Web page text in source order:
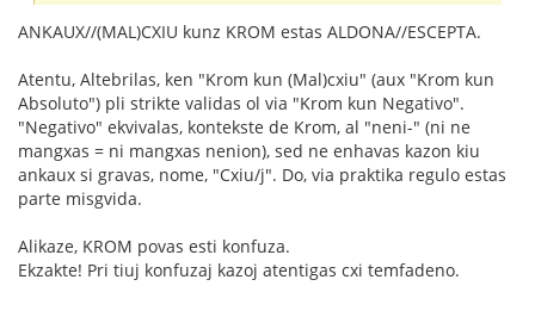
ANKAUX//(MAL)CXIU kunz KROM estas ALDONA//ESCEPTA.
Atentu, Altebrilas, ken "Krom kun (Mal)cxiu" (aux "Krom kun
Absoluto") pli strikte validas ol via "Krom kun Negativo".
"Negativo" ekvivalas, kontekste de Krom, al "neni-" (ni ne
mangxas = ni mangxas nenion), sed ne enhavas kazon kiu
ankaux si gravas, nome, "Cxiu/j". Do, via praktika regulo estas
parte misgvida.
Alikaze, KROM povas esti konfuza.
Ekzakte! Pri tiuj konfuzaj kazoj atentigas cxi temfadeno.